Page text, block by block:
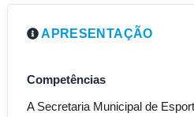
APRESENTAÇÃO
Competências
A Secretaria Municipal de